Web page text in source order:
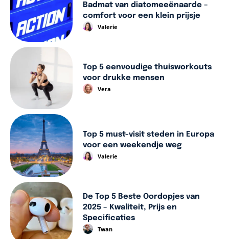
Badmat van diatomeeënaarde –
comfort voor een klein prijsje
Valerie
Top 5 eenvoudige thuisworkouts
voor drukke mensen
Vera
Top 5 must-visit steden in Europa
voor een weekendje weg
Valerie
De Top 5 Beste Oordopjes van
2025 – Kwaliteit, Prijs en
Specificaties
Twan